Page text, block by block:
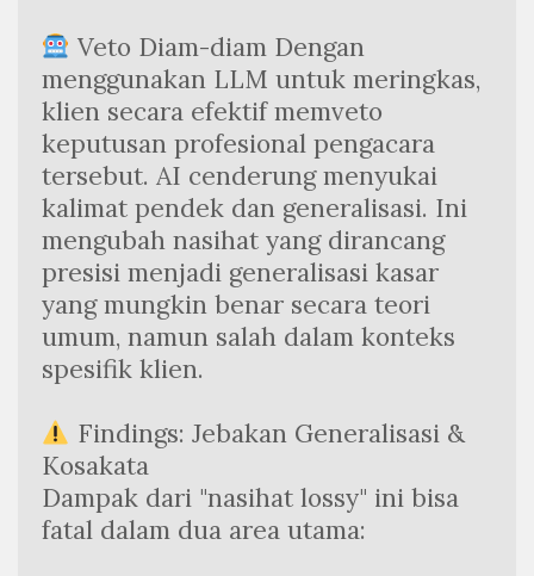
Veto Diam-diam Dengan
menggunakan LLM untuk meringkas,
klien secara efektif memveto
keputusan profesional pengacara
tersebut. AI cenderung menyukai
kalimat pendek dan generalisasi. Ini
mengubah nasihat yang dirancang
presisi menjadi generalisasi kasar
yang mungkin benar secara teori
umum, namun salah dalam konteks
spesifik klien.
Findings: Jebakan Generalisasi &
Kosakata
Dampak dari "nasihat lossy" ini bisa
fatal dalam dua area utama: